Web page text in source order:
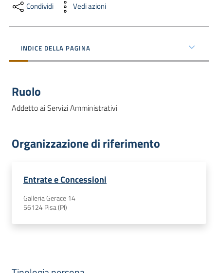
Documenti
Argomenti
Seguici
Condividi Vedi azioni
INDICE DELLA PAGINA
Ruolo
Addetto ai Servizi Amministrativi
Organizzazione di riferimento
Entrate e Concessioni
Galleria Gerace 14
56124Pisa (PI)